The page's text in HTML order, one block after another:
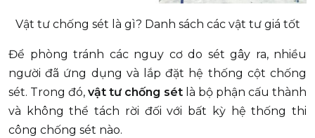
Vật tư chống sét là gì? Danh sách các vật tư giá tốt
Để phòng tránh các nguy cơ do sét gây ra, nhiều
người đã ứng dụng và lắp đặt hệ thống cột chống
sét. Trong đó,vật tư chống sét là bộ phận cấu thành
và không thể tách rời đối với bất kỳ hệ thống thi
công chống sét nào.